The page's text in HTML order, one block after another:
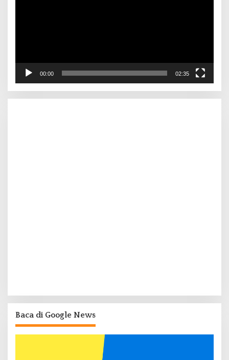
00:00 02:35
Baca di Google News